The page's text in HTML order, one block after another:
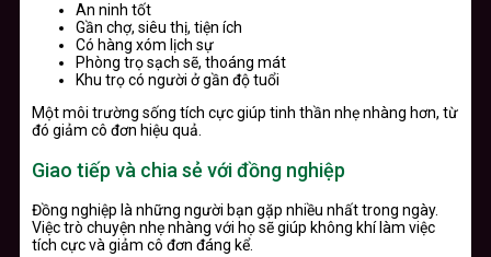
An ninh tốt
Gần chợ, siêu thị, tiện ích
Có hàng xóm lịch sự
Phòng trọ sạch sẽ, thoáng mát
Khu trọ có người ở gần độ tuổi
Một môi trường sống tích cực giúp tinh thần nhẹ nhàng hơn, từ
đó giảm cô đơn hiệu quả.
Giao tiếp và chia sẻ với đồng nghiệp
Đồng nghiệp là những người bạn gặp nhiều nhất trong ngày.
Việc trò chuyện nhẹ nhàng với họ sẽ giúp không khí làm việc
tích cực và giảm cô đơn đáng kể.